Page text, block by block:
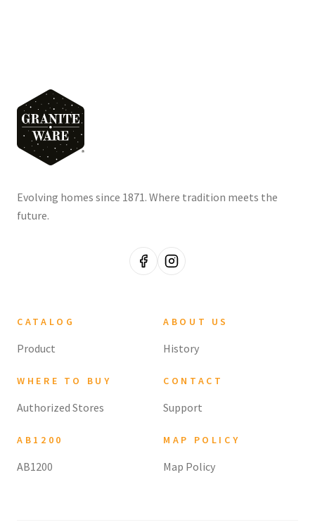
Evolving homes since 1871. Where tradition meets the
future.
CATALOG
Product
ABOUT US
History
WHERE TO BUY
Authorized Stores
CONTACT
Support
AB1200
AB1200
MAP POLICY
Map Policy